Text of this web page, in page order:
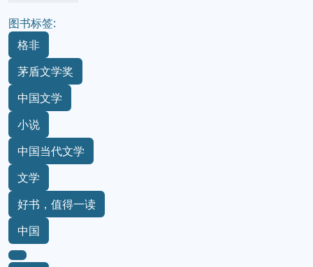
图书标签:
格非
茅盾文学奖
中国文学
小说
中国当代文学
文学
好书，值得一读
中国